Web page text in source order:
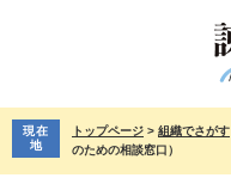
先
で
を
ば
現在
地
トップページ > 組織でさがす
のための相談窓口）